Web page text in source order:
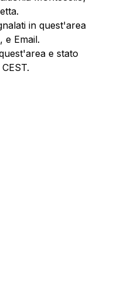
in quest'area
e Email.
e stato